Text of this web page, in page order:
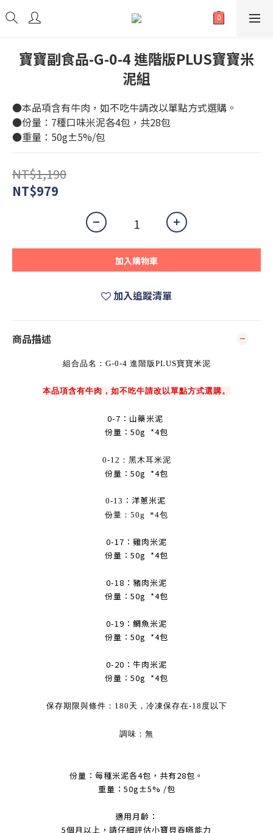
寶寶副食品-G-0-4 進階版PLUS寶寶米
泥組
●本品項含有牛肉，如不吃牛請改以單點方式選購。
●份量：7種口味米泥各4包，共28包
●重量：50g±5%/包
NT$1,190
NT$979
加入購物車
加入追蹤清單
商品描述
組合品名：G-0-4 進階版PLUS寶寶米泥
本品項含有牛肉，如不吃牛請改以單點方式選購。
0-7：山藥米泥
份量：50g *4包
0-12：黑木耳米泥
份量：50g *4包
0-13 ：洋蔥米泥
份量：50g *4包
0-17：雞肉米泥
份量：50g *4包
0-18：豬肉米泥
份量：50g *4包
0-19：鯛魚米泥
份量：50g *4包
0-20：牛肉米泥
份量：50g *4包
保存期限與條件：180天，冷凍保存在-18度以下
調味：無
份量：每種米泥各4包，共有28包。
重量：50g±5% /包
適用月齡：
5個月以上，請仔細評估小寶貝吞嚥能力